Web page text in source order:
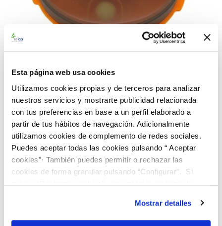
Esta página web usa cookies
Utilizamos cookies propias y de terceros para analizar
nuestros servicios y mostrarte publicidad relacionada
con tus preferencias en base a un perfil elaborado a
partir de tus hábitos de navegación. Adicionalmente
utilizamos cookies de complemento de redes sociales.
Puedes aceptar todas las cookies pulsando “ Aceptar
cookies”· También puedes permitir o rechazar las
cookies de forma granular pulsando “Configurar”. Si
pulsas “Rechazar cookies”, equivaldrá a rechazar la
son indispensables para que el sitio web funcione y que
por tanto no se pueden desactivar. Puedes consultar
Mostrar detalles
990086 BACredi BL Rango Alto S. aureus CECT
435
91,00 €
AÑADIR AL CARRITO